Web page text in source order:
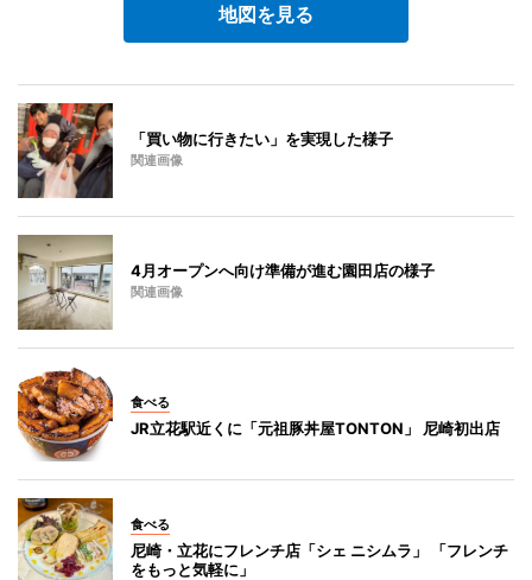
地図を見る
「買い物に行きたい」を実現した様子
関連画像
4月オープンへ向け準備が進む園田店の様子
関連画像
食べる
JR立花駅近くに「元祖豚丼屋TONTON」 尼崎初出店
食べる
尼崎・立花にフレンチ店「シェ ニシムラ」 「フレンチ
をもっと気軽に」